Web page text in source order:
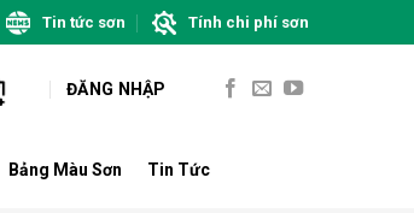
Tin tức sơn Tính chi phí sơn
ĐĂNG NHẬP
Bảng Màu Sơn Tin Tức